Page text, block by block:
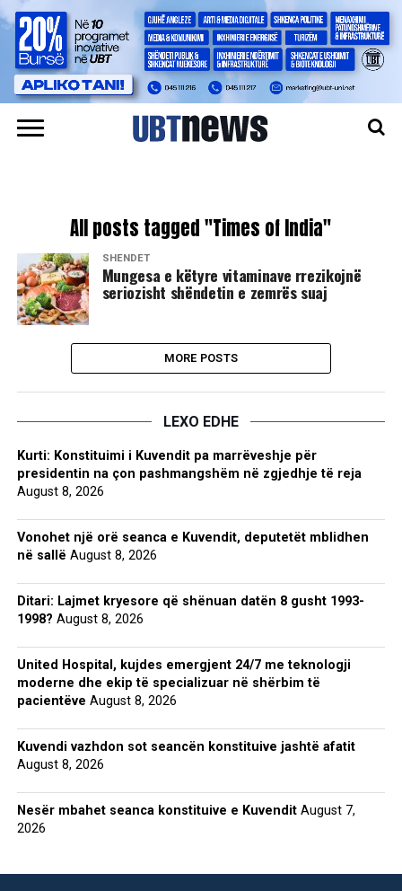
All posts tagged "Times of India"
SHËNDET
Mungesa e këtyre vitaminave rrezikojnë
seriozisht shëndetin e zemrës suaj
MORE POSTS
LEXO EDHE
Kurti: Konstituimi i Kuvendit pa marrëveshje për
presidentin na çon pashmangshëm në zgjedhje të reja
August 8, 2026
Vonohet një orë seanca e Kuvendit, deputetët mblidhen
në sallë August 8, 2026
Ditari: Lajmet kryesore që shënuan datën 8 gusht 1993-
1998? August 8, 2026
United Hospital, kujdes emergjent 24/7 me teknologji
moderne dhe ekip të specializuar në shërbim të
pacientëve August 8, 2026
Kuvendi vazhdon sot seancën konstituive jashtë afatit
August 8, 2026
Nesër mbahet seanca konstituive e Kuvendit August 7,
2026